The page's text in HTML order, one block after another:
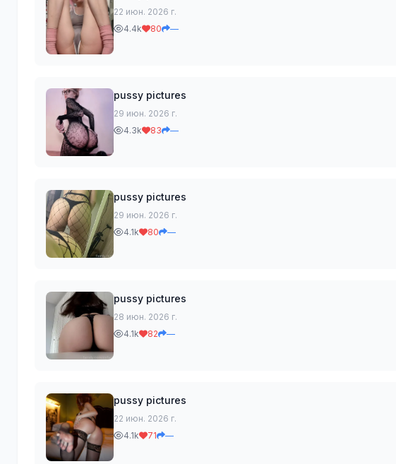
22 июн. 2026 г.
4.4k
80 —
pussy pictures
29 июн. 2026 г.
4.3k
83 —
pussy pictures
29 июн. 2026 г.
4.1k
80 —
pussy pictures
28 июн. 2026 г.
4.1k
82 —
pussy pictures
22 июн. 2026 г.
4.1k
71 —